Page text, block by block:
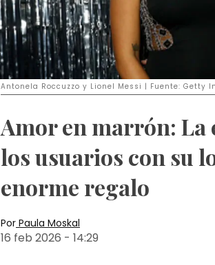
Antonela Roccuzzo y Lionel Messi | Fuente: Getty
Amor en marrón: La
los usuarios con su
enorme regalo
Por Paula Moskal
16 feb 2026 - 14:29